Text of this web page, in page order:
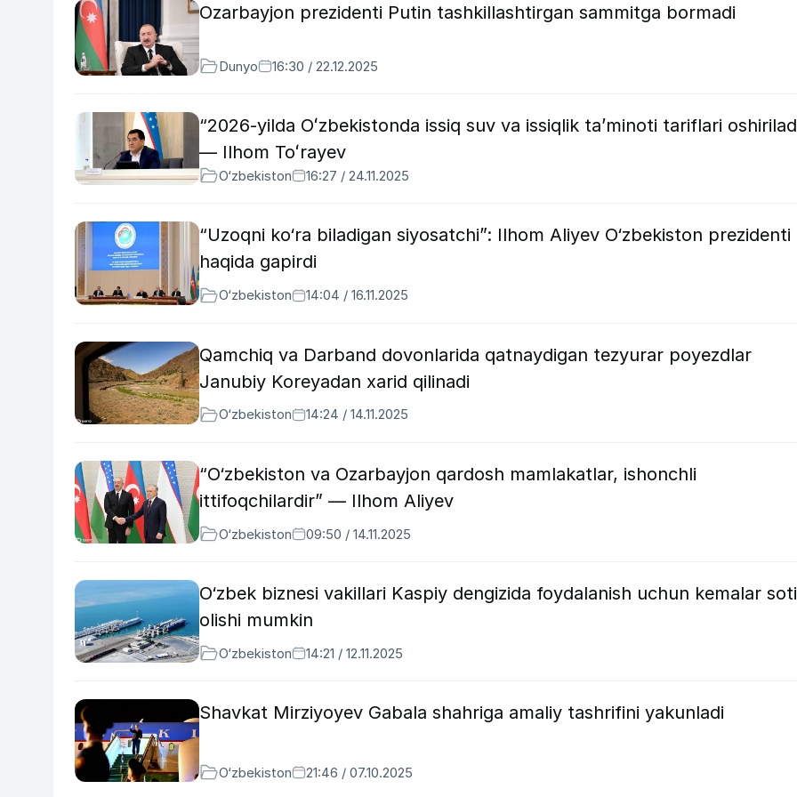
Ozarbayjon prezidenti Putin tashkillashtirgan sammitga bormadi
Dunyo 16:30 / 22.12.2025
“2026-yilda Oʻzbekistonda issiq suv va issiqlik taʼminoti tariflari
— Ilhom Toʻrayev
O‘zbekiston 16:27 / 24.11.2025
“Uzoqni ko‘ra biladigan siyosatchi”: Ilhom Aliyev O‘zbekiston prezidenti
haqida gapirdi
O‘zbekiston 14:04 / 16.11.2025
Qamchiq va Darband dovonlarida qatnaydigan tezyurar poyezdlar
Janubiy Koreyadan xarid qilinadi
O‘zbekiston 14:24 / 14.11.2025
“O‘zbekiston va Ozarbayjon qardosh mamlakatlar, ishonchli
ittifoqchilardir” — Ilhom Aliyev
O‘zbekiston 09:50 / 14.11.2025
O‘zbek biznesi vakillari Kaspiy dengizida foydalanish uchun kemalar
olishi mumkin
O‘zbekiston 14:21 / 12.11.2025
Shavkat Mirziyoyev Gabala shahriga amaliy tashrifini yakunladi
O‘zbekiston 21:46 / 07.10.2025